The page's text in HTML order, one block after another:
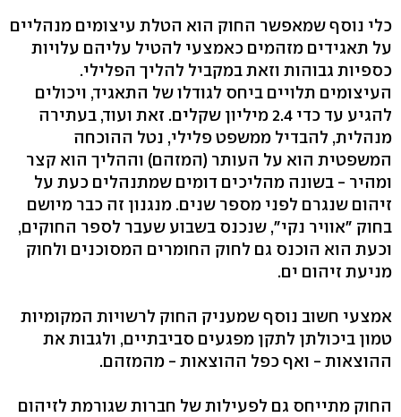
כלי נוסף שמאפשר החוק הוא הטלת עיצומים מנהליים
על תאגידים מזהמים כאמצעי להטיל עליהם עלויות
כספיות גבוהות וזאת במקביל להליך הפלילי.
העיצומים תלויים ביחס לגודלו של התאגיד, ויכולים
להגיע עד כדי 2.4 מיליון שקלים. זאת ועוד, בעתירה
מנהלית, להבדיל ממשפט פלילי, נטל ההוכחה
המשפטית הוא על העותר (המזהם) וההליך הוא קצר
ומהיר - בשונה מהליכים דומים שמתנהלים כעת על
זיהום שנגרם לפני מספר שנים. מנגנון זה כבר מיושם
בחוק "אוויר נקי", שנכנס בשבוע שעבר לספר החוקים,
וכעת הוא הוכנס גם לחוק החומרים המסוכנים ולחוק
מניעת זיהום ים.
אמצעי חשוב נוסף שמעניק החוק לרשויות המקומיות
טמון ביכולתן לתקן מפגעים סביבתיים, ולגבות את
ההוצאות - ואף כפל ההוצאות - מהמזהם.
החוק מתייחס גם לפעילות של חברות שגורמת לזיהום